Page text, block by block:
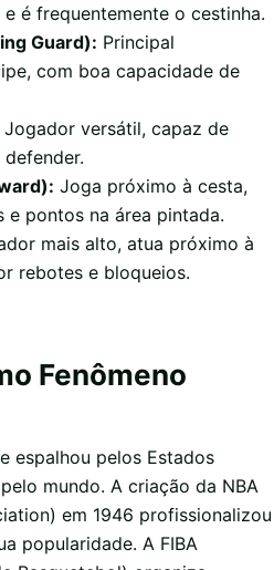
é frequentemente o cestinha.
Guard): Principal
com boa capacidade de
Jogador versátil, capaz de
Joga próximo à cesta,
pontos na área pintada.
mais alto, atua próximo à
rebotes e bloqueios.
Fenômeno
espalhou pelos Estados
mundo. A criação da NBA
em 1946 profissionalizou
popularidade. A FIBA